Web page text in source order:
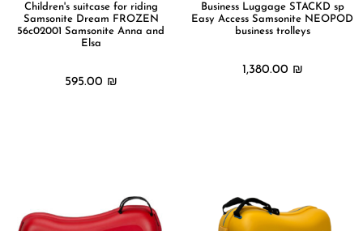
Business Luggage STACKD sp
Easy Access Samsonite NEOPOD
business trolleys
1,380.00 ₪
Children's suitcase for riding
Samsonite Dream FROZEN
56c02001 Samsonite Anna and
Elsa
595.00 ₪